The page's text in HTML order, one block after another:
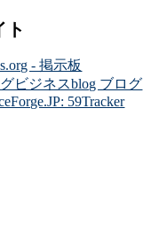
ト
- 掲示板
ビジネスblog ブログ
59Tracker